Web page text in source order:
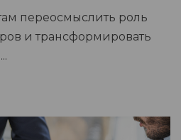
переосмыслить роль
и трансформировать